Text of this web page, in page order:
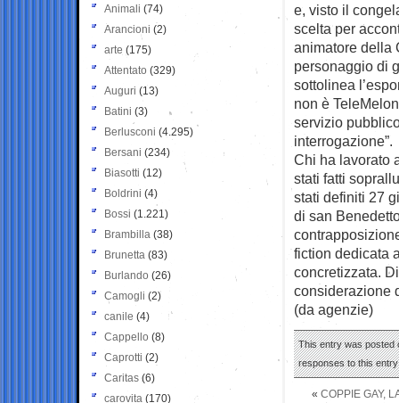
e, visto il
scelta per
animatore della
personaggio di
sottolinea
non è
servizio
interrogazione”.
Chi ha lavorato
stati fatti
stati definiti 27
di san
fiction dedicata
concretizzata.
considerazione
(da agenzie)
This entry was posted
responses to this
« COPPIE GAY,
Animali (74)
Arancioni (2)
arte (175)
Attentato (329)
Auguri (13)
Batini (3)
Berlusconi (4.295)
Bersani (234)
Biasotti (12)
Boldrini (4)
Bossi (1.221)
Brambilla (38)
Brunetta (83)
Burlando (26)
Camogli (2)
canile (4)
Cappello (8)
Caprotti (2)
Caritas (6)
carovita (170)